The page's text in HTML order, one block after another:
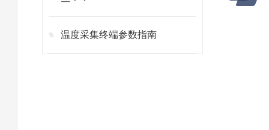
温度采集终端参数指南